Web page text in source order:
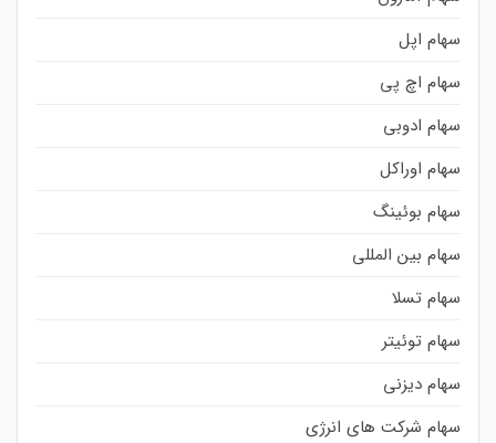
سهام اپل
سهام اچ پی
سهام ادوبی
سهام اوراکل
سهام بوئینگ
سهام بین المللی
سهام تسلا
سهام توئیتر
سهام دیزنی
سهام شرکت های انرژی